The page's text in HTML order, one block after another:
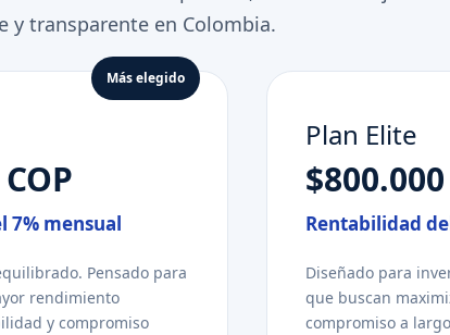
y transparente en Colombia.
Más elegido
7% mensual
Pensado para
rendimiento
y compromiso
Plan Elite
$800.000
Rentabilidad
Diseñado para
que buscan
compromiso a